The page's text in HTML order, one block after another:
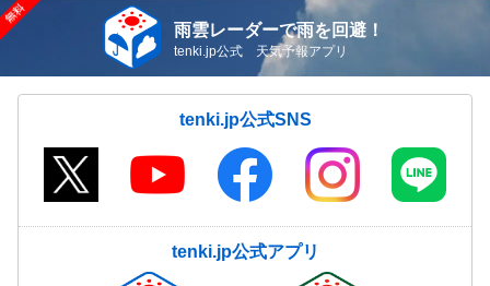
雨雲レーダーで雨を回避！
tenki.jp公式 天気予報アプリ
tenki.jp公式SNS
tenki.jp公式アプリ